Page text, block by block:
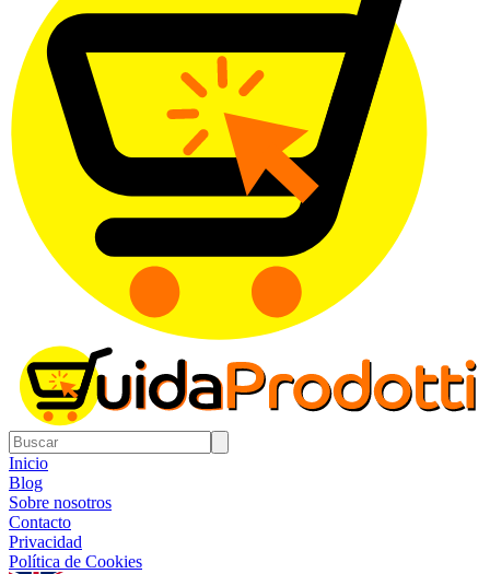
Inicio
Blog
Sobre nosotros
Contacto
Privacidad
Política de Cookies